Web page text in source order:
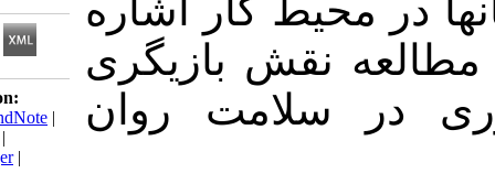
کار اشاره
نقش بازیگری
روان
Download citation:
BibTeX
RIS | EndNote
ProCite|
Reference Manager